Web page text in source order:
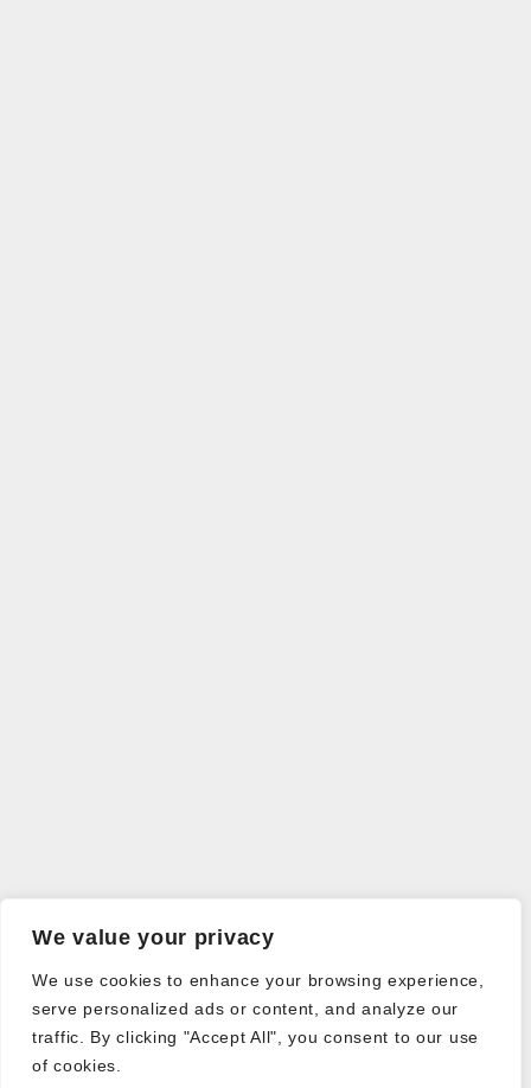
We value your privacy
We use cookies to enhance your browsing experience,
serve personalized ads or content, and analyze our
traffic. By clicking "Accept All", you consent to our use
of cookies.